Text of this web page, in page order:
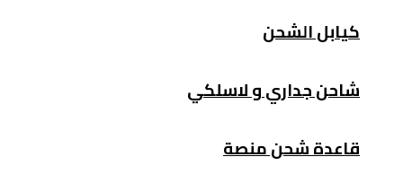
كيابل الشحن
شاحن جداري و لاسلكي
قاعدة شحن منصة